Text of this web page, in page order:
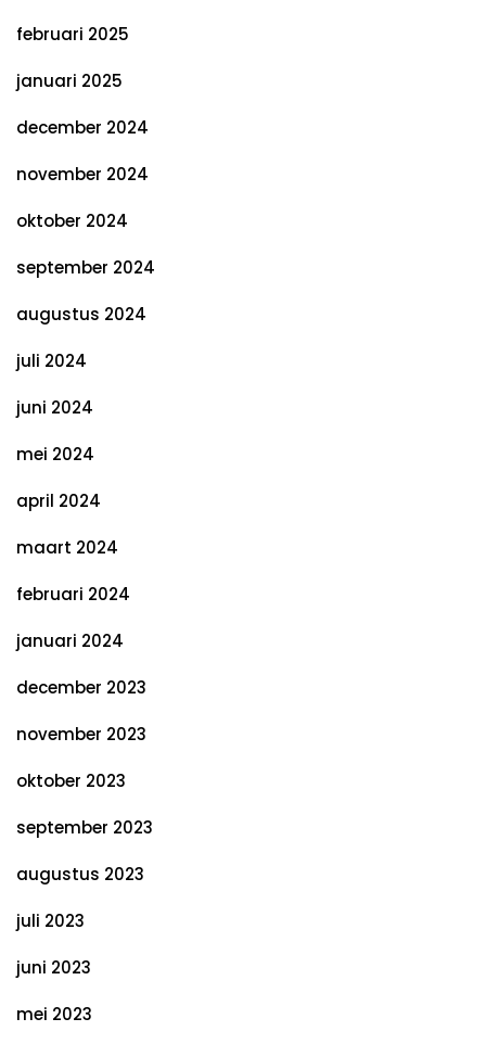
februari 2025
januari 2025
december 2024
november 2024
oktober 2024
september 2024
augustus 2024
juli 2024
juni 2024
mei 2024
april 2024
maart 2024
februari 2024
januari 2024
december 2023
november 2023
oktober 2023
september 2023
augustus 2023
juli 2023
juni 2023
mei 2023